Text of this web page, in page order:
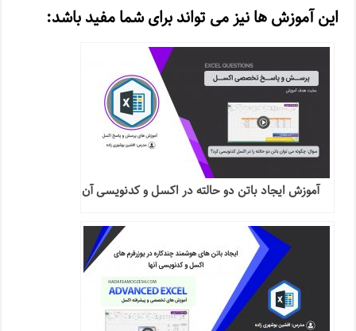
این آموزش ها نیز می تواند برای شما مفید باشد:
آموزش ایجاد باتن دو حالته در اکسل و کدنویسی آن